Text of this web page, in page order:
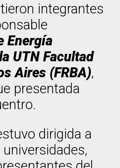
integrantes
Energía
UTN Facultad
Aires (FRBA),
presentada
dirigida a